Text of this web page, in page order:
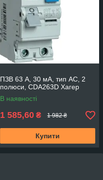
ПЗВ 63 A, 30 мA, тип AC, 2
полюси, CDA263D Хагер
В наявності
1 585,60 ₴ 1 982 ₴
Купити